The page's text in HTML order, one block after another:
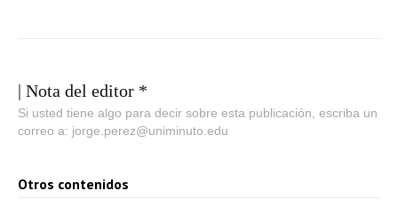
| Nota del editor *
Si usted tiene algo para decir sobre esta publicación, escriba un
correo a: jorge.perez@uniminuto.edu
Otros contenidos